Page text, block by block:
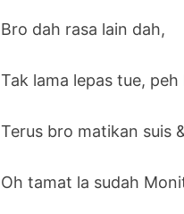
Bro dah rasa lain dah,
Tak lama lepas tue,
Terus bro matikan suis
Oh tamat la sudah